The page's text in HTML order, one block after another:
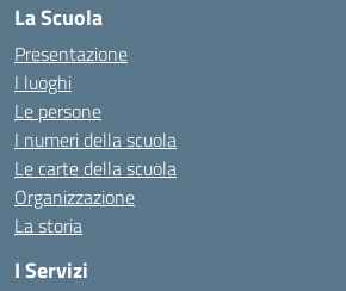
La Scuola
Presentazione
I luoghi
Le persone
I numeri della scuola
Le carte della scuola
Organizzazione
La storia
I Servizi